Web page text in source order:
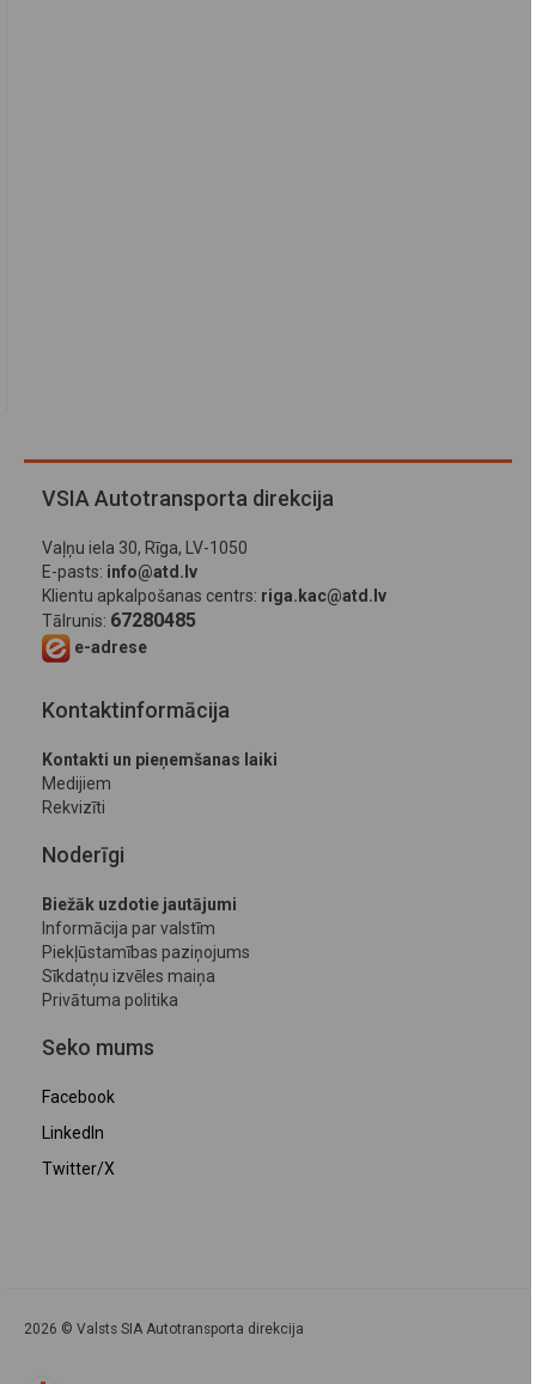
VSIA Autotransporta direkcija
Vaļņu iela 30, Rīga, LV-1050
E-pasts: info@atd.lv
Klientu apkalpošanas centrs: riga.kac@atd.lv
Tālrunis: 67280485
e-adrese
Kontaktinformācija
Kontakti un pieņemšanas laiki
Medijiem
Rekvizīti
Noderīgi
Biežāk uzdotie jautājumi
Informācija par valstīm
Piekļūstamības paziņojums
Sīkdatņu izvēles maiņa
Privātuma politika
Seko mums
Facebook
LinkedIn
Twitter/X
2026 © Valsts SIA Autotransporta direkcija